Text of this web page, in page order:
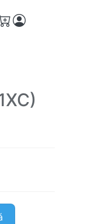
Nhấn phím
Giỏ hàng
(M0K31XC)